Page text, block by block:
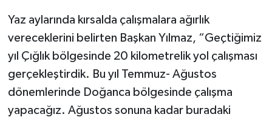
Yaz aylarında kırsalda çalışmalara ağırlık
vereceklerini belirten Başkan Yılmaz, “Geçtiğimiz
yıl Çığlık bölgesinde 20 kilometrelik yol çalışması
gerçekleştirdik. Bu yıl Temmuz- Ağustos
dönemlerinde Doğanca bölgesinde çalışma
yapacağız. Ağustos sonuna kadar buradaki